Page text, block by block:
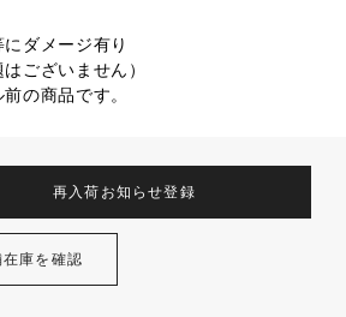
ダメージ有り
はございません）
の商品です。
再入荷お知らせ登録
在庫を確認